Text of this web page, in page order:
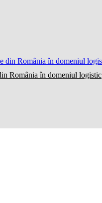
România în domeniul logistic